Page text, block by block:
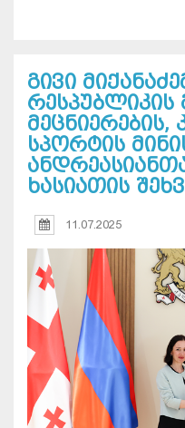
გივი
რესპუბლიკის
სპორტის
ხასიათის
11.07.2025